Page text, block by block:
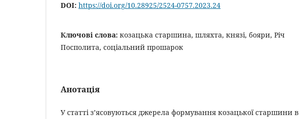
DOI: https://doi.org/10.28925/2524-0757.2023.24
Ключові слова: козацька старшина, шляхта, князі, бояри, Річ
Посполита, соціальний прошарок
Анотація
У статті з’ясовуються джерела формування козацької старшини в